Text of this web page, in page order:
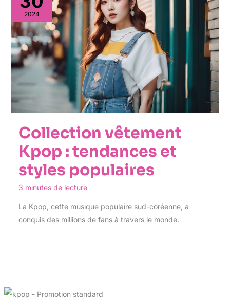
2024
Collection vêtement
Kpop : tendances et
styles populaires
3 minutes de lecture
La Kpop, cette musique populaire sud-coréenne, a
conquis des millions de fans à travers le monde.